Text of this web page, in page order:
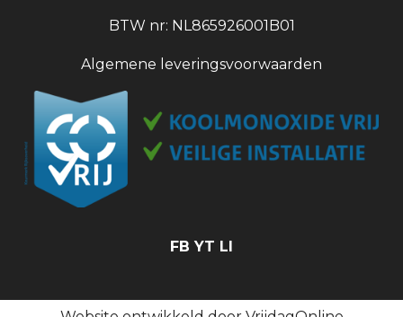
BTW nr: NL865926001B01
Algemene leveringsvoorwaarden
FB YT LI